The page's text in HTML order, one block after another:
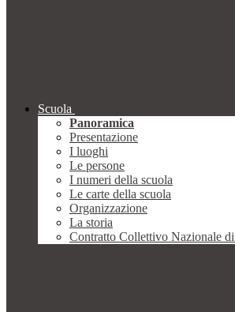
Scuola
Panoramica
Presentazione
I luoghi
Le persone
I numeri della scuola
Le carte della scuola
Organizzazione
La storia
Contratto Collettivo Nazionale